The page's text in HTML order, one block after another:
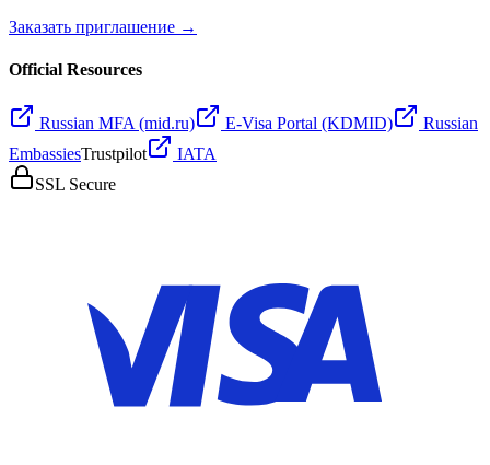
Заказать приглашение →
Official Resources
Russian MFA (mid.ru) E-Visa Portal (KDMID)
Russian
EmbassiesTrustpilot
IATA
SSL Secure